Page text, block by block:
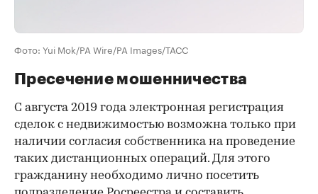
Фото: Yui Mok/PA Wire/PA Images/ТАСС
Пресечение мошенничества
С августа 2019 года электронная регистрация
сделок с недвижимостью возможна только при
наличии согласия собственника на проведение
таких дистанционных операций. Для этого
гражданину необходимо лично посетить